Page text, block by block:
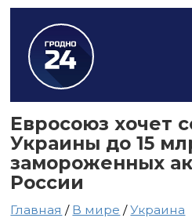
Евросоюз хочет
Украины до 15
замороженных
России
Главная / В мире /Украина